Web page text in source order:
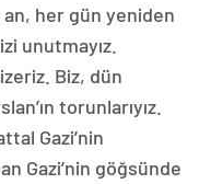
an, her gün yeniden
unutmayız.
Biz, dün
torunlarıyız.
Gazi’nin
Gazi’nin göğsünde